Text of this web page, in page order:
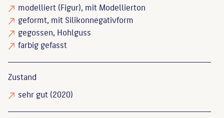
modelliert(Figur), mit Modellierton
geformt, mit Silikonnegativform
gegossen, Hohlguss
farbig gefasst
Zustand
sehr gut(2020)